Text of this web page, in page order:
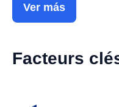
Ver más
Facteurs